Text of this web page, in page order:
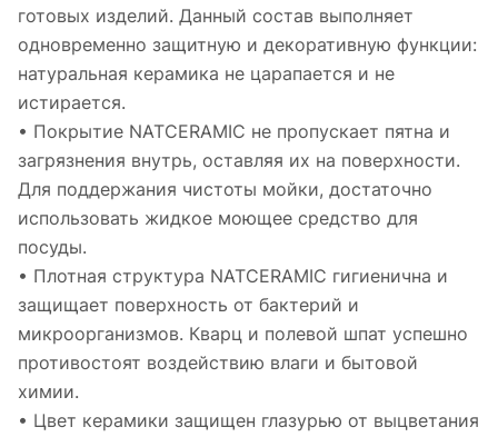
готовых изделий. Данный состав выполняет
одновременно защитную и декоративную функции:
натуральная керамика не царапается и не
истирается.
• Покрытие NATCERAMIC не пропускает пятна и
загрязнения внутрь, оставляя их на поверхности.
Для поддержания чистоты мойки, достаточно
использовать жидкое моющее средство для
посуды.
• Плотная структура NATCERAMIC гигиенична и
защищает поверхность от бактерий и
микроорганизмов. Кварц и полевой шпат успешно
противостоят воздействию влаги и бытовой
химии.
• Цвет керамики защищен глазурью от выцветания